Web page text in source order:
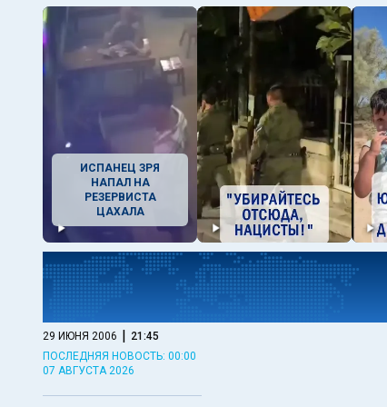
ИСПАНЕЦ ЗРЯ
НАПАЛ НА
РЕЗЕРВИСТА
ЦАХАЛА
29 ИЮНЯ 2006 | 21:45
ПОСЛЕДНЯЯ НОВОСТЬ: 00:00
07 АВГУСТА 2026